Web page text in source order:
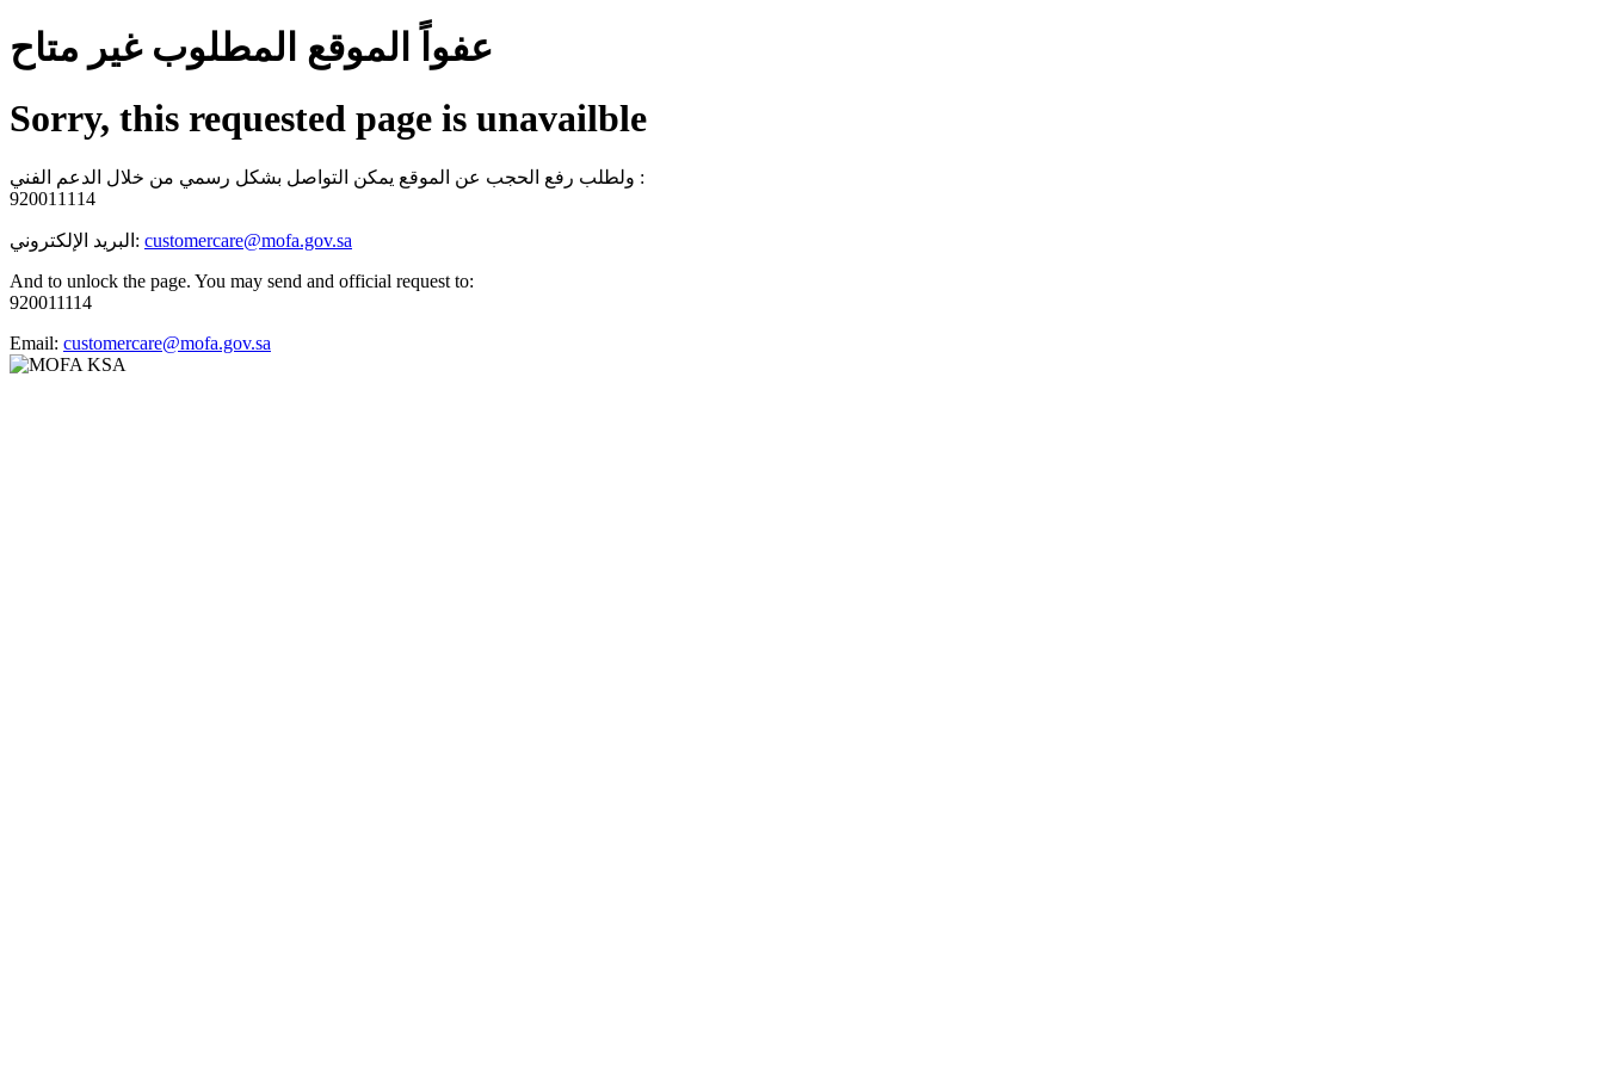
عفواً الموقع المطلوب غير متاح
Sorry, this requested page is unavailble
ولطلب رفع الحجب عن الموقع يمكن التواصل بشكل رسمي من خلال الدعم الفني :
920011114
البريد الإلكتروني: customercare@mofa.gov.sa
And to unlock the page. You may send and official request to:
920011114
Email: customercare@mofa.gov.sa